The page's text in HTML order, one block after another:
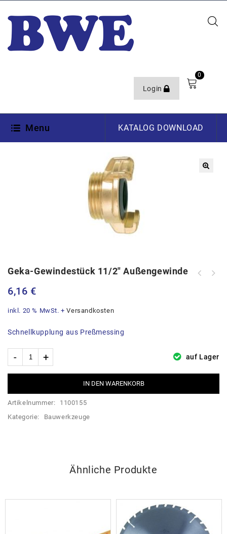
Login
0
Menu KATALOG DOWNLOAD
Geka-Gewindestück 11/2″ Außengewinde
6,16 €
inkl. 20 % MwSt. +Versandkosten
Schnellkupplung aus Preßmessing
auf Lager
IN DEN WARENKORB
Artikelnummer:
1100155
Kategorie:
Bauwerkzeuge
Ähnliche Produkte